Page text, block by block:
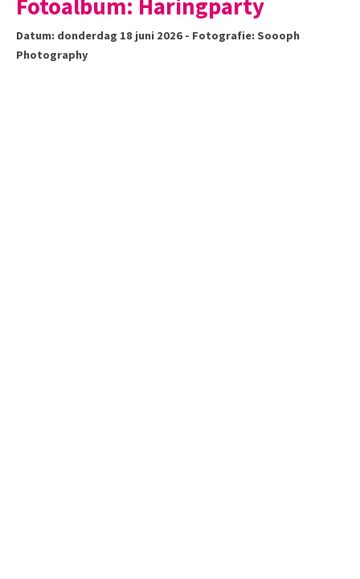
Fotoalbum: Haringparty
Datum: donderdag 18 juni 2026 - Fotografie: Soooph
Photography